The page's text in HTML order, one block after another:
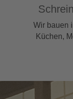
Wir bauen
Küchen,